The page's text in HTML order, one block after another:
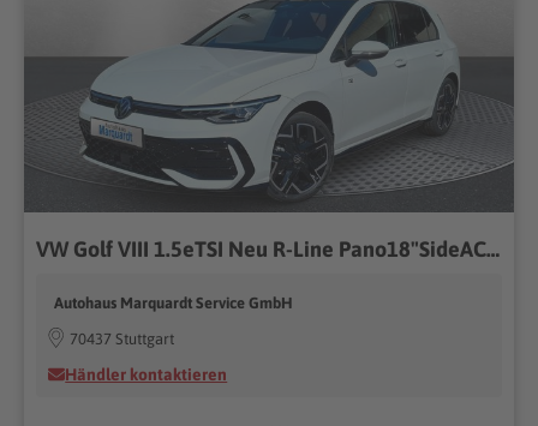
VW Golf VIII 1.5eTSI Neu R-Line Pano18"SideACC AHK
Autohaus Marquardt Service GmbH
70437 Stuttgart
Händler kontaktieren